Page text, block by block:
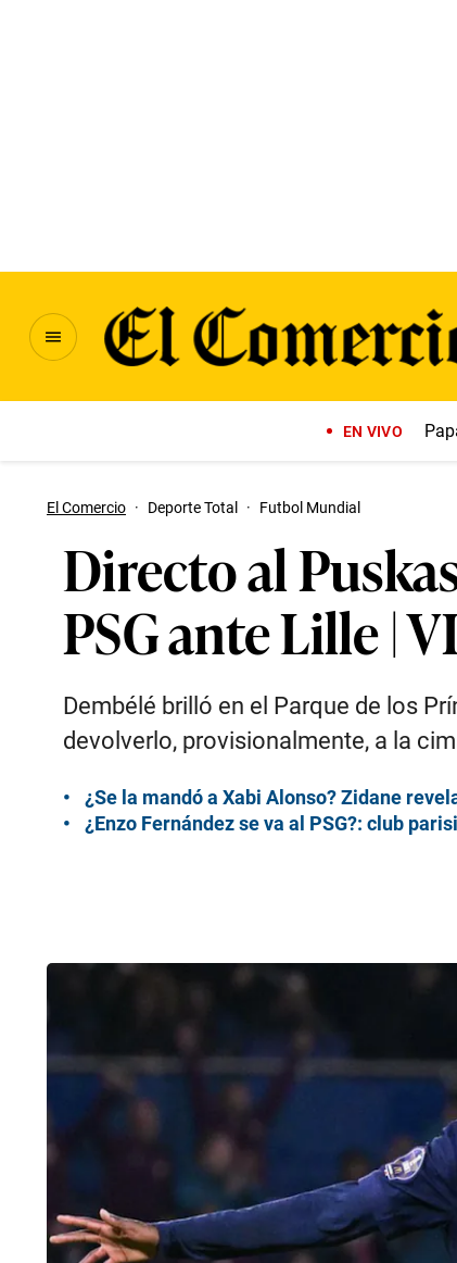
EN VIVO
El Comercio · Deporte Total · Futbol Mundial
Directo al
PSG ante Lille |
Dembélé brilló en el Parque de los
devolverlo, provisionalmente, a la
¿Se la mandó a Xabi Alonso? Zidane
¿Enzo Fernández se va al PSG?: club